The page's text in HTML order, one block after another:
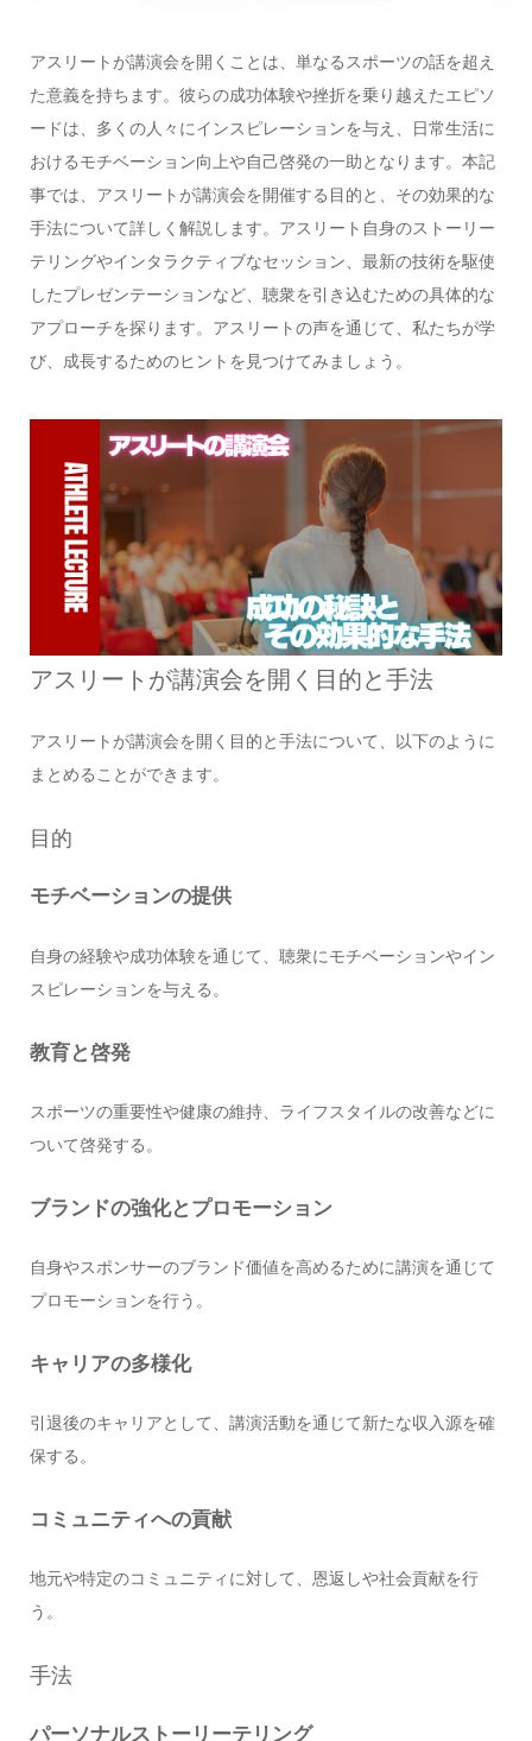
アスリートが講演会を開くことは、単なるスポーツの話を超え
た意義を持ちます。彼らの成功体験や挫折を乗り越えたエピソ
ードは、多くの人々にインスピレーションを与え、日常生活に
おけるモチベーション向上や自己啓発の一助となります。本記
事では、アスリートが講演会を開催する目的と、その効果的な
手法について詳しく解説します。アスリート自身のストーリー
テリングやインタラクティブなセッション、最新の技術を駆使
したプレゼンテーションなど、聴衆を引き込むための具体的な
アプローチを探ります。アスリートの声を通じて、私たちが学
び、成長するためのヒントを見つけてみましょう。
アスリートが講演会を開く目的と手法
アスリートが講演会を開く目的と手法について、以下のように
まとめることができます。
目的
モチベーションの提供
自身の経験や成功体験を通じて、聴衆にモチベーションやイン
スピレーションを与える。
教育と啓発
スポーツの重要性や健康の維持、ライフスタイルの改善などに
ついて啓発する。
ブランドの強化とプロモーション
自身やスポンサーのブランド価値を高めるために講演を通じて
プロモーションを行う。
キャリアの多様化
引退後のキャリアとして、講演活動を通じて新たな収入源を確
保する。
コミュニティへの貢献
地元や特定のコミュニティに対して、恩返しや社会貢献を行
う。
手法
パーソナルストーリーテリング